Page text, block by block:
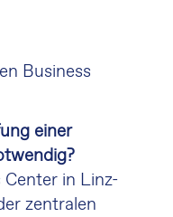
Business
einer
Center in Linz-
zentralen